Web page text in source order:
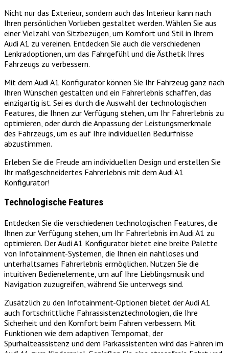
Nicht nur das Exterieur, sondern auch das Interieur kann nach
Ihren persönlichen Vorlieben gestaltet werden. Wählen Sie aus
einer Vielzahl von Sitzbezügen, um Komfort und Stil in Ihrem
Audi A1 zu vereinen. Entdecken Sie auch die verschiedenen
Lenkradoptionen, um das Fahrgefühl und die Ästhetik Ihres
Fahrzeugs zu verbessern.
Mit dem Audi A1 Konfigurator können Sie Ihr Fahrzeug ganz nach
Ihren Wünschen gestalten und ein Fahrerlebnis schaffen, das
einzigartig ist. Sei es durch die Auswahl der technologischen
Features, die Ihnen zur Verfügung stehen, um Ihr Fahrerlebnis zu
optimieren, oder durch die Anpassung der Leistungsmerkmale
des Fahrzeugs, um es auf Ihre individuellen Bedürfnisse
abzustimmen.
Erleben Sie die Freude am individuellen Design und erstellen Sie
Ihr maßgeschneidertes Fahrerlebnis mit dem Audi A1
Konfigurator!
Technologische Features
Entdecken Sie die verschiedenen technologischen Features, die
Ihnen zur Verfügung stehen, um Ihr Fahrerlebnis im Audi A1 zu
optimieren. Der Audi A1 Konfigurator bietet eine breite Palette
von Infotainment-Systemen, die Ihnen ein nahtloses und
unterhaltsames Fahrerlebnis ermöglichen. Nutzen Sie die
intuitiven Bedienelemente, um auf Ihre Lieblingsmusik und
Navigation zuzugreifen, während Sie unterwegs sind.
Zusätzlich zu den Infotainment-Optionen bietet der Audi A1
auch fortschrittliche Fahrassistenztechnologien, die Ihre
Sicherheit und den Komfort beim Fahren verbessern. Mit
Funktionen wie dem adaptiven Tempomat, der
Spurhalteassistenz und dem Parkassistenten wird das Fahren im